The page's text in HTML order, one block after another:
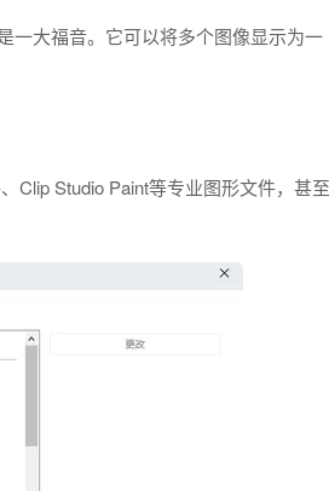
一大福音。它可以将多个图像显示为一
Clip Studio Paint等专业图形文件，甚至